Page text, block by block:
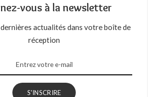
vous à la newsletter
dernières actualités dans votre boîte de
réception
S'INSCRIRE